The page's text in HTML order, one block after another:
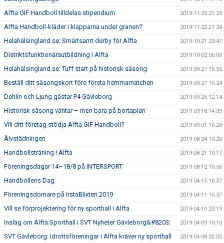
Alfta GIF Handboll tilldelas stipendium 2019-11-25 21:29
Alfta Handboll-kläder i klapparna under granen? 2019-11-22 21:24
Helahälsingland.se: Smärtsamt derby för Alfta 2019-10-21 23:47
Distriktsfunktionärsutbildning i Alfta 2019-10-02 06:00
Helahälsingland.se: Tuff start på historisk säsong 2019-09-27 15:32
Beställ ditt säsongskort före första hemmamatchen 2019-09-27 15:24
Dehlin och Ljung gästar P4 Gävleborg 2019-09-25 12:14
Historisk säsong väntar – men bara på bortaplan 2019-09-18 14:39
Vill ditt företag stödja Alfta GIF Handboll? 2019-09-01 16:28
Älvstädningen 2019-08-24 13:20
Handbollsträning i Alfta 2019-08-21 10:17
Föreningsdagar 14–18/8 på INTERSPORT 2019-08-12 15:56
Handbollens Dag 2019-04-15 16:37
Föreningsdomare på IrstaBlixten 2019 2019-04-11 15:37
Vill se förprojektering för ny sporthall i Alfta 2019-04-10 20:19
Inslag om Alfta Sporthall i SVT Nyheter Gävleborg&#8203; 2019-04-09 10:10
SVT Gävleborg: Idrottsföreningar i Alfta kräver ny sporthall 2019-04-08 02:05